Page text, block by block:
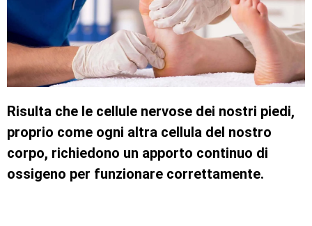
Risulta che le cellule nervose dei nostri piedi,
proprio come ogni altra cellula del nostro
corpo, richiedono un apporto continuo di
ossigeno per funzionare correttamente.